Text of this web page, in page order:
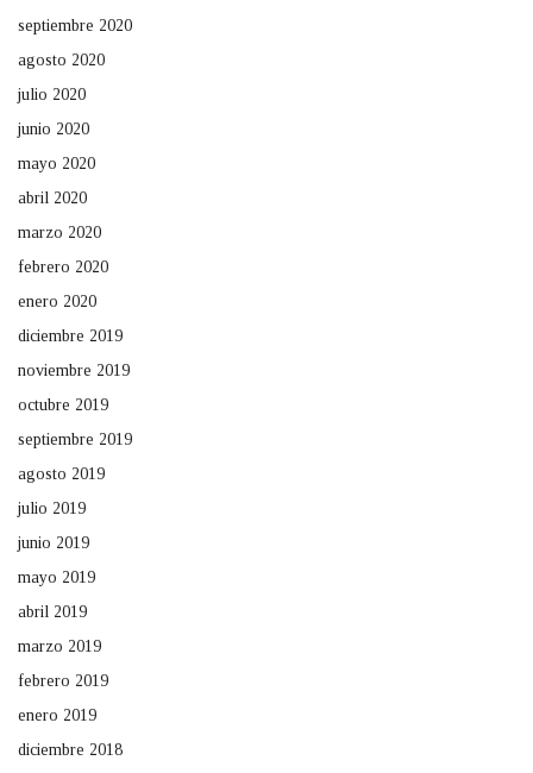
septiembre 2020
agosto 2020
julio 2020
junio 2020
mayo 2020
abril 2020
marzo 2020
febrero 2020
enero 2020
diciembre 2019
noviembre 2019
octubre 2019
septiembre 2019
agosto 2019
julio 2019
junio 2019
mayo 2019
abril 2019
marzo 2019
febrero 2019
enero 2019
diciembre 2018